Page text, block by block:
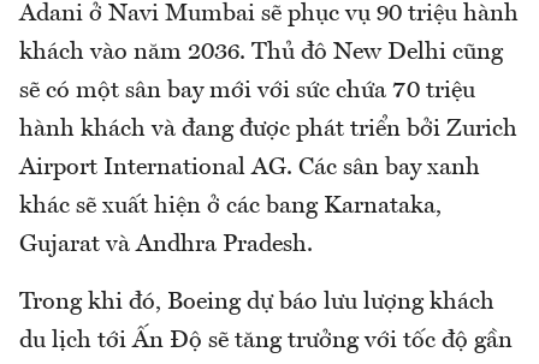
Adani ở Navi Mumbai sẽ phục vụ 90 triệu hành
khách vào năm 2036. Thủ đô New Delhi cũng
sẽ có một sân bay mới với sức chứa 70 triệu
hành khách và đang được phát triển bởi Zurich
Airport International AG. Các sân bay xanh
khác sẽ xuất hiện ở các bang Karnataka,
Gujarat và Andhra Pradesh.
Trong khi đó, Boeing dự báo lưu lượng khách
du lịch tới Ấn Độ sẽ tăng trưởng với tốc độ gần